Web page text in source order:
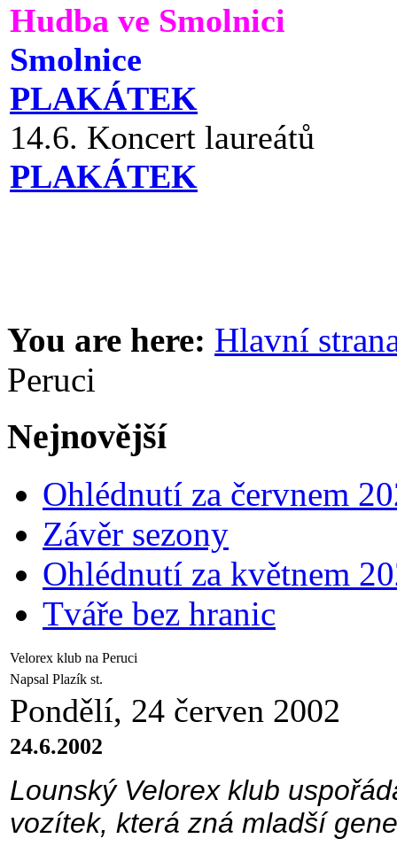
Hudba ve Smolnici
Smolnice
PLAKÁTEK
14.6. Koncert laureátů
PLAKÁTEK
You are here: Hlavní
Peruci
Nejnovější
Ohlédnutí za červnem
Závěr sezony
Ohlédnutí za květnem
Tváře bez hranic
Velorex klub na Peruci
Napsal Plazík st.
Pondělí, 24 červen 2002
24.6.2002
Lounský Velorex klub
vozítek, která zná mladší